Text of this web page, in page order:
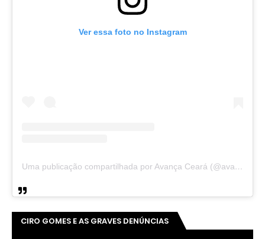
Ver essa foto no Instagram
Uma publicação compartilhada por Avança Ceará (@avancaceara)
CIRO GOMES E AS GRAVES DENÚNCIAS